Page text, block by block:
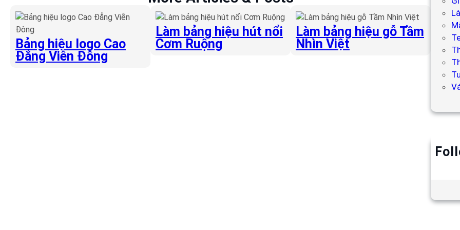
Bảng hiệu logo Cao
Đẳng Viễn Đông
Làm bảng hiệu hút nổi
Cơm Ruộng
Làm bảng hiệu gỗ Tầm
Nhìn Việt